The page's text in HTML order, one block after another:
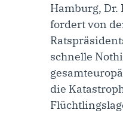
Hamburg, Dr.
fordert von
schnelle
die